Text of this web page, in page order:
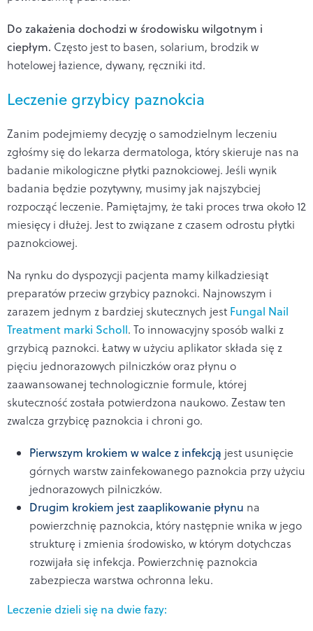
Do zakażenia dochodzi w środowisku wilgotnym i
ciepłym. Często jest to basen, solarium, brodzik w
hotelowej łazience, dywany, ręczniki itd.
Leczenie grzybicy paznokcia
Zanim podejmiemy decyzję o samodzielnym leczeniu
zgłośmy się do lekarza dermatologa, który skieruje nas na
badanie mikologiczne płytki paznokciowej. Jeśli wynik
badania będzie pozytywny, musimy jak najszybciej
rozpocząć leczenie. Pamiętajmy, że taki proces trwa około 12
miesięcy i dłużej. Jest to związane z czasem odrostu płytki
paznokciowej.
Na rynku do dyspozycji pacjenta mamy kilkadziesiąt
preparatów przeciw grzybicy paznokci. Najnowszym i
zarazem jednym z bardziej skutecznych jest Fungal Nail
Treatment marki Scholl. To innowacyjny sposób walki z
grzybicą paznokci. Łatwy w użyciu aplikator składa się z
pięciu jednorazowych pilniczków oraz płynu o
zaawansowanej technologicznie formule, której
skuteczność została potwierdzona naukowo. Zestaw ten
zwalcza grzybicę paznokcia i chroni go.
Pierwszym krokiem w walce z infekcją jest usunięcie
górnych warstw zainfekowanego paznokcia przy użyciu
jednorazowych pilniczków.
Drugim krokiem jest zaaplikowanie płynu na
powierzchnię paznokcia, który następnie wnika w jego
strukturę i zmienia środowisko, w którym dotychczas
rozwijała się infekcja. Powierzchnię paznokcia
zabezpiecza warstwa ochronna leku.
Leczenie dzieli się na dwie fazy: